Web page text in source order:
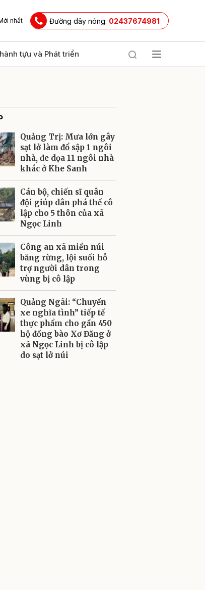
nhất Đường dây nóng: 02437674981
tựu và Phát triển
Quảng Trị: Mưa lớn gây
sạt lở làm đổ sập 1 ngôi
nhà, đe dọa 11 ngôi nhà
khác ở Khe Sanh
Cán bộ, chiến sĩ quân
đội giúp dân phá thế cô
lập cho 5 thôn của xã
Ngọc Linh
Công an xã miền núi
băng rừng, lội suối hỗ
trợ người dân trong
vùng bị cô lập
Quảng Ngãi: “Chuyến
xe nghĩa tình” tiếp tế
thực phẩm cho gần 450
hộ đồng bào Xơ Đăng ở
xã Ngọc Linh bị cô lập
do sạt lở núi